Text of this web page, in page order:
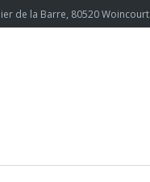
de la Barre, 80520 Woincourt